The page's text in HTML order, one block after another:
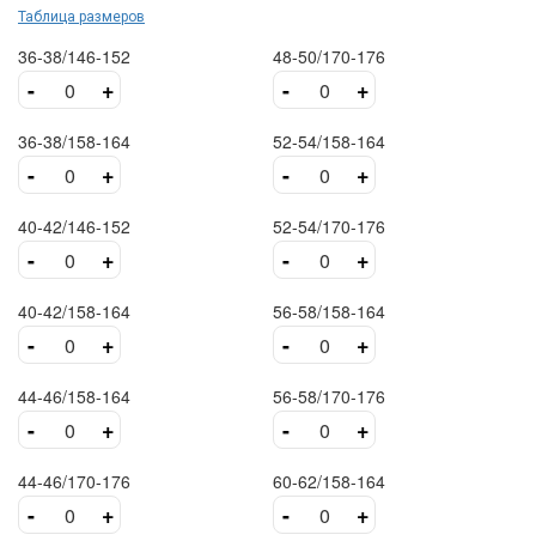
Таблица размеров
36-38/146-152
- +
36-38/158-164
- +
40-42/146-152
- +
40-42/158-164
- +
44-46/158-164
- +
44-46/170-176
- +
48-50/170-176
- +
52-54/158-164
- +
52-54/170-176
- +
56-58/158-164
- +
56-58/170-176
- +
60-62/158-164
- +